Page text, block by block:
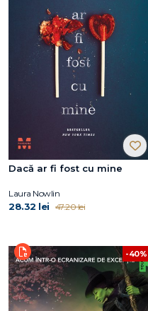
Dacă ar fi fost cu mine
Laura Nowlin
28.32 lei 47.20 lei
-40%